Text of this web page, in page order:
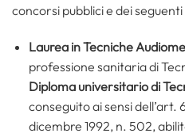
concorsi pubblici e dei
Laurea in Tecniche
professione sanitaria di
Diploma universitario di
conseguito ai sensi dell’art.
dicembre 1992, n. 502,